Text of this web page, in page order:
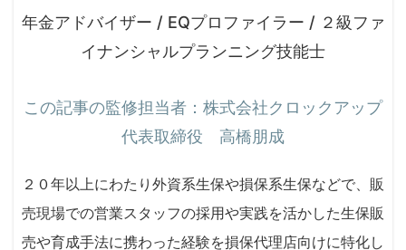
年金アドバイザー / EQプロファイラー / ２級ファ
イナンシャルプランニング技能士
この記事の監修担当者：株式会社クロックアップ
代表取締役 高橋朋成
２０年以上にわたり外資系生保や損保系生保などで、販
売現場での営業スタッフの採用や実践を活かした生保販
売や育成手法に携わった経験を損保代理店向けに特化し